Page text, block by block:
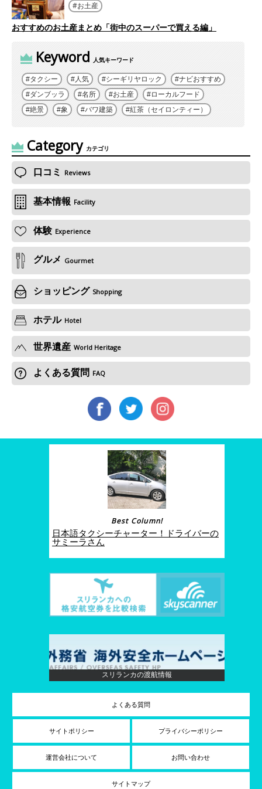
お土産
おすすめのお土産まとめ「街中のスーパーで買える編」
Keyword 人気キーワード
タクシー 人気 シーギリヤロック
ナビおすすめ
ダンブッラ
名所 お土産
ローカルフード
絶景
象 バワ建築 紅茶（セイロンティー）
Category カテゴリ
口コミ Reviews
基本情報 Facility
体験 Experience
グルメ Gourmet
ショッピング Shopping
ホテル Hotel
世界遺産 World Heritage
よくある質問 FAQ
Best Column!
日本語タクシーチャーター！ドライバーの
サミーラさん
スリランカの渡航情報
よくある質問
サイトポリシー プライバシーポリシー
運営会社について お問い合わせ
サイトマップ